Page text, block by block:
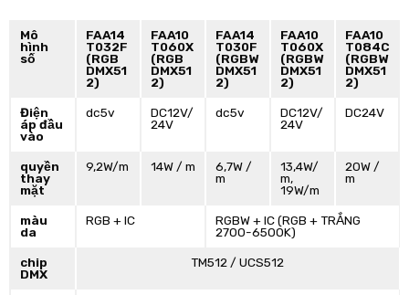
Mô
hình
số
FAA14
T032F
(RGB
DMX51
2)
FAA10
T060X
(RGB
DMX51
2)
FAA14
T030F
(RGBW
DMX51
2)
FAA10
T060X
(RGBW
DMX51
2)
FAA10
T084C
(RGBW
DMX51
2)
Điện
áp đầu
vào
dc5v
DC12V/
24V
dc5v
DC12V/
24V
DC24V
quyền
thay
mặt
9,2W/m 14W / m
6,7W /
m
13,4W/
m,
19W/m
20W /
m
màu
da
RGB + IC
RGBW + IC (RGB + TRẮNG
2700-6500K)
chip
DMX
TM512 / UCS512